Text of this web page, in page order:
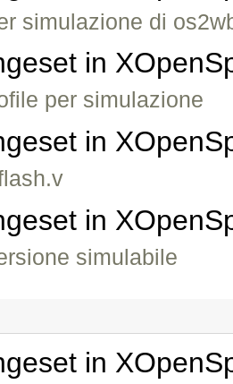
simulazione di
in
per simulazione
in
in
simulabile
in